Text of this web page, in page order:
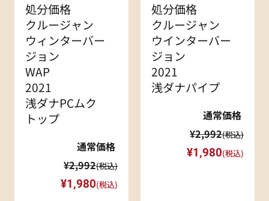
処分価格
クルージャン
ウィンターバー
ジョン
WAP
2021
浅ダナPCムク
トップ
通常価格
¥2,992(税込)
¥1,980(税込)
処分価格
クルージャン
ウインターバー
ジョン
2021
浅ダナパイプ
通常価格
¥2,992(税込)
¥1,980(税込)